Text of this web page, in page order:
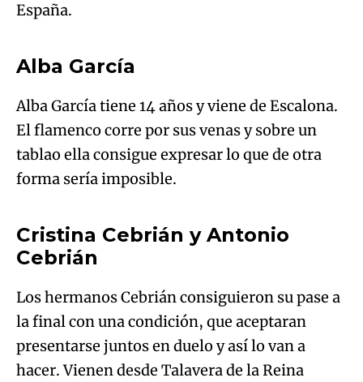
Alba García tiene 14 años y viene de Escalona.
tablao ella consigue expresar lo que de otra
forma sería imposible.
An error occurred, please try again later.
Try again
Cristina Cebrián y Antonio
Cebrián
la final con una condición, que aceptaran
presentarse juntos en duelo y así lo van a
hacer. Vienen desde Talavera de la Reina
(Toledo).
Algo salió mal.
An error occurred, please try again later.
La Rondalla "La Amistad"